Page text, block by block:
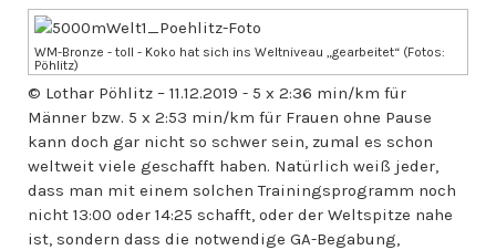
WM-Bronze - toll - Koko hat sich ins Weltniveau „gearbeitet“ (Fotos:
Pöhlitz)
© Lothar Pöhlitz – 11.12.2019 - 5 x 2:36 min/km für
Männer bzw. 5 x 2:53 min/km für Frauen ohne Pause
kann doch gar nicht so schwer sein, zumal es schon
weltweit viele geschafft haben. Natürlich weiß jeder,
dass man mit einem solchen Trainingsprogramm noch
nicht 13:00 oder 14:25 schafft, oder der Weltspitze nahe
ist, sondern dass die notwendige GA-Begabung,